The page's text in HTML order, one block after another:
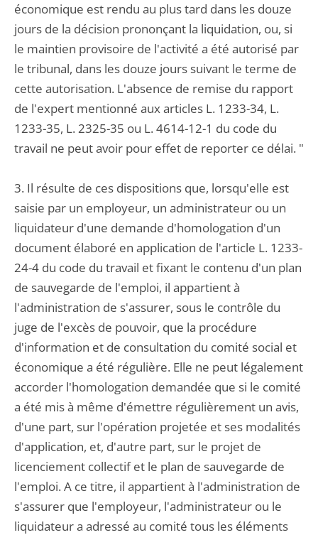
économique est rendu au plus tard dans les douze
jours de la décision prononçant la liquidation, ou, si
le maintien provisoire de l'activité a été autorisé par
le tribunal, dans les douze jours suivant le terme de
cette autorisation. L'absence de remise du rapport
de l'expert mentionné aux articles L. 1233-34, L.
1233-35, L. 2325-35 ou L. 4614-12-1 du code du
travail ne peut avoir pour effet de reporter ce délai. "
3. Il résulte de ces dispositions que, lorsqu'elle est
saisie par un employeur, un administrateur ou un
liquidateur d'une demande d'homologation d'un
document élaboré en application de l'article L. 1233-
24-4 du code du travail et fixant le contenu d'un plan
de sauvegarde de l'emploi, il appartient à
l'administration de s'assurer, sous le contrôle du
juge de l'excès de pouvoir, que la procédure
d'information et de consultation du comité social et
économique a été régulière. Elle ne peut légalement
accorder l'homologation demandée que si le comité
a été mis à même d'émettre régulièrement un avis,
d'une part, sur l'opération projetée et ses modalités
d'application, et, d'autre part, sur le projet de
licenciement collectif et le plan de sauvegarde de
l'emploi. A ce titre, il appartient à l'administration de
s'assurer que l'employeur, l'administrateur ou le
liquidateur a adressé au comité tous les éléments